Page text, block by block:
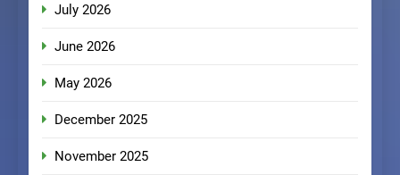
July 2026
June 2026
May 2026
December 2025
November 2025